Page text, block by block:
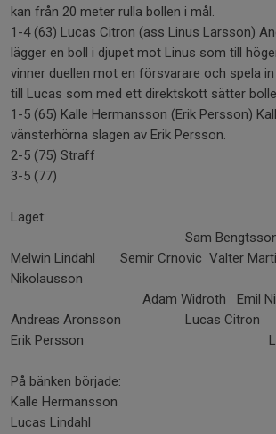
kan från 20 meter rulla bollen i mål.
1-4 (63) Lucas Citron (ass Linus Larsson)
lägger en boll i djupet mot Linus som till
vinner duellen mot en försvarare och spela
till Lucas som med ett direktskott sätter
1-5 (65) Kalle Hermansson (Erik Persson)
vänsterhörna slagen av Erik Persson.
2-5 (75) Straff
3-5 (77)
Laget:
Sam
Melwin Lindahl Semir Crnovic Valter
Nikolausson
Adam Widroth Emil
Andreas Aronsson
Erik Persson Linus
På bänken började:
Kalle Hermansson
Lucas Lindahl